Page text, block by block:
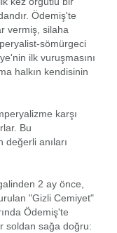
Ödemiş'te
vermiş, silaha
sömürgeci
ilk vuruşmasını
halkın kendisinin
karşı
Bu
anıları
2 ay önce,
"Gizli Cemiyet"
Ödemiş'te
soldan sağa doğru: